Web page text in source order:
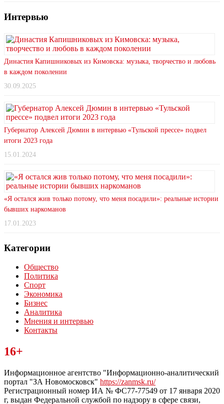
Интервью
Династия Капишниковых из Кимовска: музыка, творчество и любовь
в каждом поколении
30.09.2025
Губернатор Алексей Дюмин в интервью «Тульской прессе» подвел
итоги 2023 года
15.01.2024
«Я остался жив только потому, что меня посадили»: реальные истории
бывших наркоманов
17.01.2023
Категории
Общество
Политика
Спорт
Экономика
Бизнес
Аналитика
Мнения и интервью
Контакты
Читайте последние новости дня в Тульской области на сайте
“ЗаНовомосковск”
16+
Информационное агентство "Информационно-аналитический
портал "ЗА Новомосковск" https://zanmsk.ru/
Регистрационный номер ИА № ФС77-77549 от 17 января 2020
г, выдан Федеральной службой по надзору в сфере связи,